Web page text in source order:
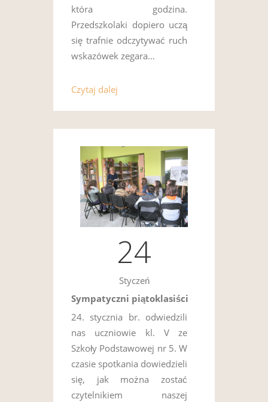
która godzina.
Przedszkolaki dopiero uczą
się trafnie odczytywać ruch
wskazówek zegara…
Czytaj dalej
24
Styczeń
Sympatyczni piątoklasiści
24. stycznia br. odwiedzili
nas uczniowie kl. V ze
Szkoły Podstawowej nr 5. W
czasie spotkania dowiedzieli
się, jak można zostać
czytelnikiem naszej